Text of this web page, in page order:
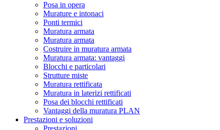
Posa in opera
Murature e intonaci
Ponti termici
Muratura armata
Muratura armata
Costruire in muratura armata
Muratura armata: vantaggi
Blocchi e particolari
Strutture miste
Muratura rettificata
Muratura in laterizi rettificati
Posa dei blocchi rettificati
Vantaggi della muratura PLAN
Prestazioni e soluzioni
Prestazioni